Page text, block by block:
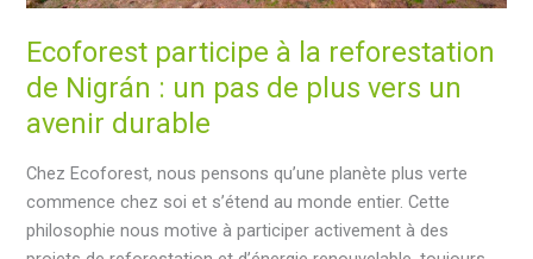
ECS
jusqu’à
sans
coûts
Ecoforest participe à la reforestation
de Nigrán : un pas de plus vers un
avenir durable
Chez Ecoforest, nous pensons qu’une planète plus verte
commence chez soi et s’étend au monde entier. Cette
philosophie nous motive à participer activement à des